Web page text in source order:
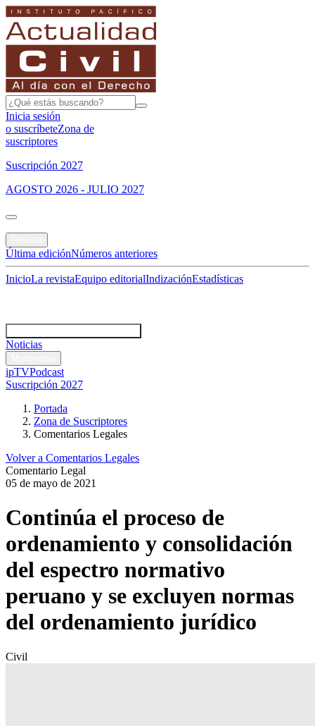
Inicia sesión
o suscríbeteZona de
suscriptores
Suscripción 2027
AGOSTO 2026 - JULIO 2027
Última ediciónNúmeros anteriores
InicioLa revistaEquipo editorialIndizaciónEstadísticas
Noticias
ipTVPodcast
Suscripción 2027
Portada
Zona de Suscriptores
Comentarios Legales
Volver a Comentarios Legales
Comentario Legal
05 de mayo de 2021
Continúa el proceso de
ordenamiento y consolidación
del espectro normativo
peruano y se excluyen normas
del ordenamiento jurídico
Civil